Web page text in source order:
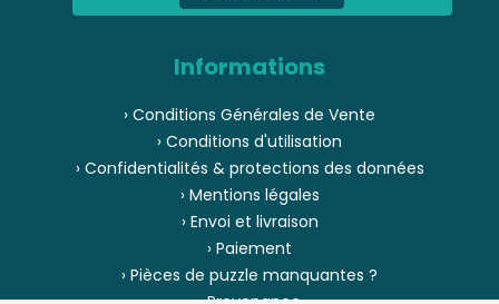
Informations
› Conditions Générales de Vente
› Conditions d'utilisation
› Confidentialités & protections des données
› Mentions légales
› Envoi et livraison
› Paiement
› Pièces de puzzle manquantes ?